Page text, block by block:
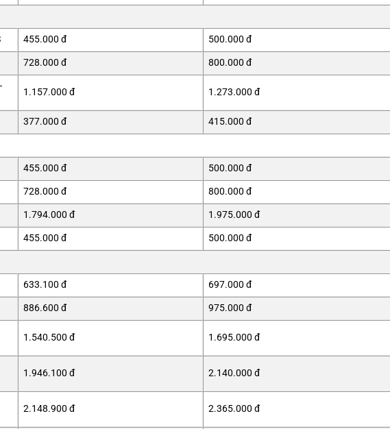
455.000 đ
500.000 đ
728.000 đ
800.000 đ
1.157.000 đ 1.273.000 đ
377.000 đ
415.000 đ
455.000 đ
500.000 đ
728.000 đ
800.000 đ
1.794.000 đ
1.975.000 đ
455.000 đ
500.000 đ
633.100 đ
697.000 đ
886.600 đ
975.000 đ
1.540.500 đ 1.695.000 đ
1.946.100 đ 2.140.000 đ
2.148.900 đ 2.365.000 đ